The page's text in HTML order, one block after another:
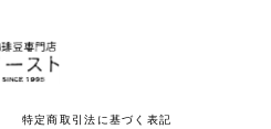
特定商取引法に基づく表記